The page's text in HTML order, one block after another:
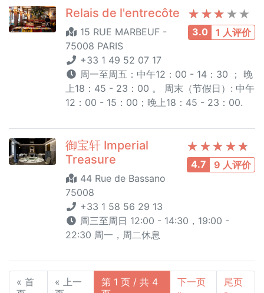
3.0 1 人评价
Relais de l'entrecôte
15 RUE MARBEUF -
75008 PARIS
+33 1 49 52 07 17
周一至周五：中午12：00 - 14：30 ； 晚
上18：45 - 23：00 。 周末（节假日）: 中午
12：00 - 15：00；晚上18：45 - 23：00.
4.7 9 人评价
御宝轩 Imperial
Treasure
44 Rue de Bassano
75008
+33 1 58 56 29 13
周三至周日 12:00 - 14:30，19:00 -
22:30 周一，周二休息
« 首
« 上一
第 1 页 / 共 4
下一页
尾页